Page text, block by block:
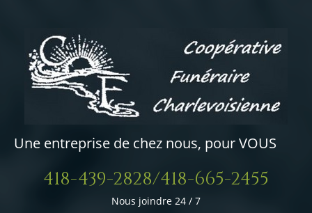
Une entreprise de chez nous, pour VOUS
418-439-2828/418-665-2455
Nous joindre 24 / 7